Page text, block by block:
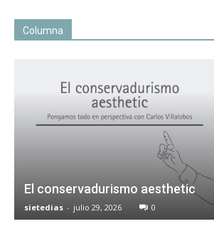
Columna
El conservadurismo aesthetic
sietedias - julio 29, 2026 0